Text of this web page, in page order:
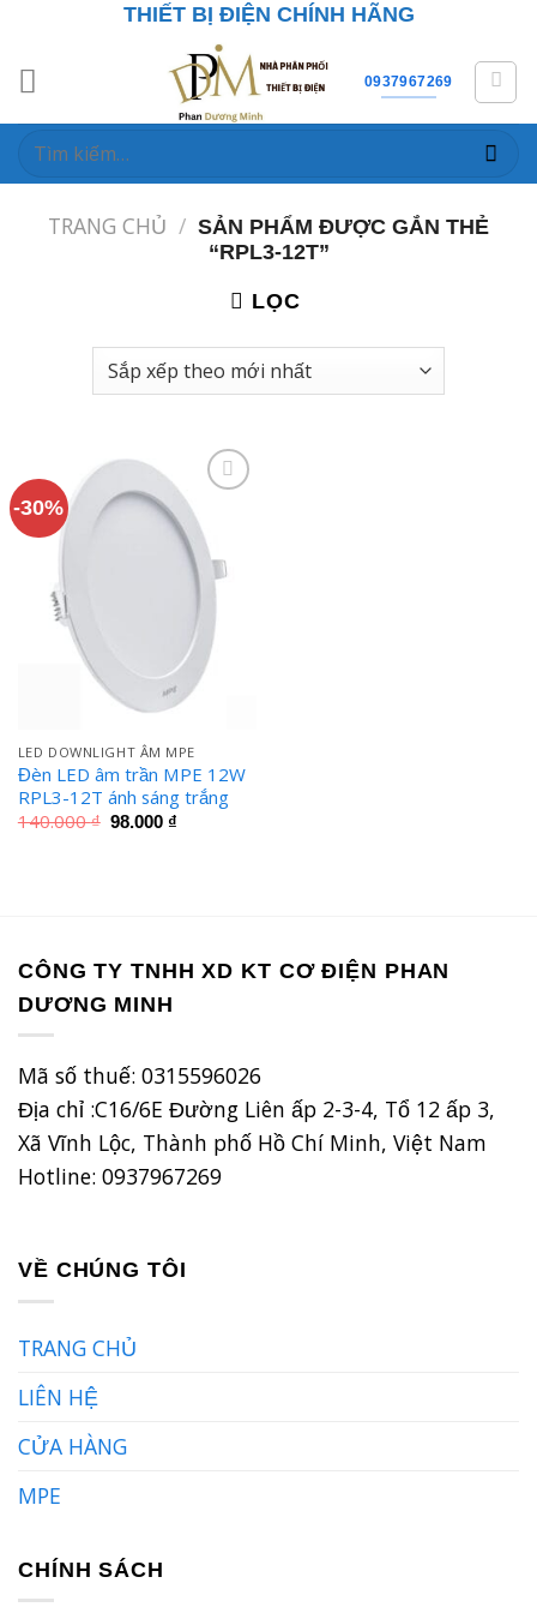
THIẾT BỊ ĐIỆN CHÍNH HÃNG
0937967269
Tìm
TRANG CHỦ / SẢN PHẨM ĐƯỢC GẮN THẺ
“RPL3-12T”
LỌC
-30%
LED DOWNLIGHT ÂM MPE
Đèn LED âm trần MPE 12W
RPL3-12T ánh sáng trắng
140.000₫ Giá
98.000 ₫
CÔNG TY TNHH XD KT CƠ ĐIỆN PHAN
DƯƠNG MINH
Mã số thuế: 0315596026
Địa chỉ :C16/6E Đường Liên ấp 2-3-4, Tổ 12 ấp 3,
Xã Vĩnh Lộc, Thành phố Hồ Chí Minh, Việt Nam
Hotline: 0937967269
VỀ CHÚNG TÔI
TRANG CHỦ
LIÊN HỆ
CỬA HÀNG
MPE
CHÍNH SÁCH